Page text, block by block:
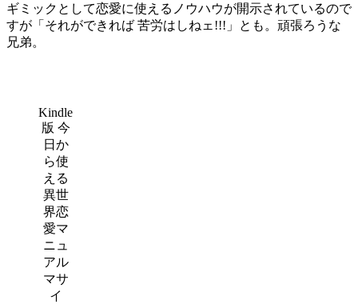
ギミックとして恋愛に使えるノウハウが開示されているので
すが「それができれば 苦労はしねェ!!!」とも。頑張ろうな
兄弟。
Kindle
版 今
日か
ら使
える
異世
界恋
愛マ
ニュ
アル
マサ
イ